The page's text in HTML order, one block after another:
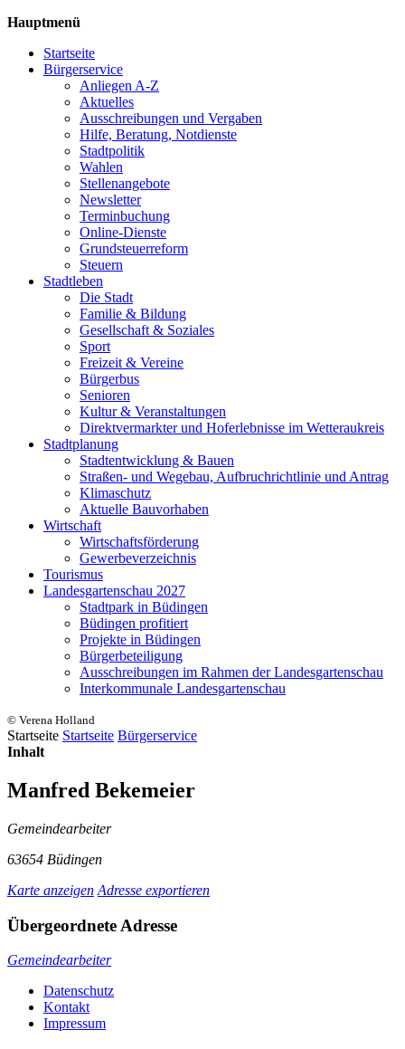
Hauptmenü
Startseite
Bürgerservice
Anliegen A-Z
Aktuelles
Ausschreibungen und Vergaben
Hilfe, Beratung, Notdienste
Stadtpolitik
Wahlen
Stellenangebote
Newsletter
Terminbuchung
Online-Dienste
Grundsteuerreform
Steuern
Stadtleben
Die Stadt
Familie & Bildung
Gesellschaft & Soziales
Sport
Freizeit & Vereine
Bürgerbus
Senioren
Kultur & Veranstaltungen
Direktvermarkter und Hoferlebnisse im Wetteraukreis
Stadtplanung
Stadtentwicklung & Bauen
Straßen- und Wegebau, Aufbruchrichtlinie und Antrag
Klimaschutz
Aktuelle Bauvorhaben
Wirtschaft
Wirtschaftsförderung
Gewerbeverzeichnis
Tourismus
Landesgartenschau 2027
Stadtpark in Büdingen
Büdingen profitiert
Projekte in Büdingen
Bürgerbeteiligung
Ausschreibungen im Rahmen der Landesgartenschau
Interkommunale Landesgartenschau
© Verena Holland
Startseite Startseite Bürgerservice
Inhalt
Manfred Bekemeier
Gemeindearbeiter
63654 Büdingen
Karte anzeigen Adresse exportieren
Übergeordnete Adresse
Gemeindearbeiter
Datenschutz
Kontakt
Impressum